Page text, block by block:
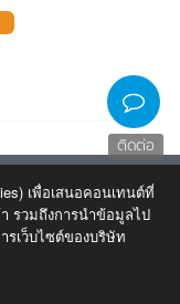
เพื่อเสนอคอนเทนต์ที่
รวมถึงการนำข้อมูลไป
รเว็บไซต์ของบริษัท
ติดต่อ
สวนหลวง